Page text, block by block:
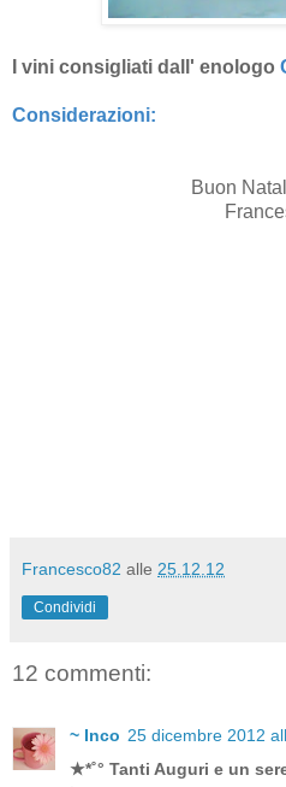
I vini consigliati dall' enologo
Considerazioni:
Buon
Francesco82 alle 25.12.12
Condividi
12 commenti:
~ Inco 25 dicembre 2012
★*˚° Tanti Auguri e un